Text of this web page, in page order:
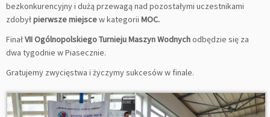
bezkonkurencyjny i dużą przewagą nad pozostałymi uczestnikami
zdobyłpierwsze miejscew kategorii MOC.
FinałVII Ogólnopolskiego Turnieju Maszyn Wodnychodbędzie się za
dwa tygodnie w Piasecznie.
Gratujemy zwycięstwa i życzymy sukcesów w finale.